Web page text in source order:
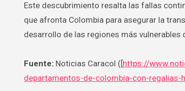
Este descubrimiento resalta las fallas
que afronta Colombia para asegurar la
desarrollo de las regiones más vulnerables
Fuente: Noticias Caracol ([https://
departamentos-de-colombia-con-regalias-